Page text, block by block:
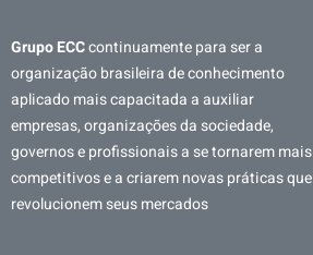
Grupo ECCcontinuamente para ser a
organização brasileira de conhecimento
aplicado mais capacitada a auxiliar
empresas, organizações da sociedade,
governos e profissionais a se tornarem mais
competitivos e a criarem novas práticas que
revolucionem seus mercados